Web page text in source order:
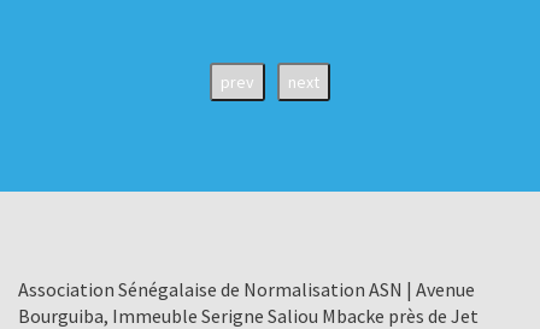
prev next
Association Sénégalaise de Normalisation ASN | Avenue
Bourguiba, Immeuble Serigne Saliou Mbacke près de Jet